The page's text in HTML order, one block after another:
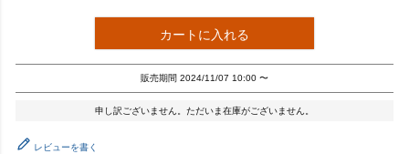
カートに入れる
販売期間 2024/11/07 10:00 〜
申し訳ございません。ただいま在庫がございません。
レビューを書く